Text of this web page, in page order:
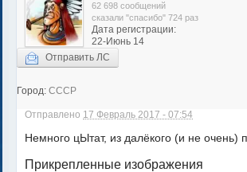
62 698 сообщений
сказали "спасибо" 724 раз
Дата регистрации:
22-Июнь 14
Отправить ЛС
Город: СССР
Отправлено 17 Февраль 2017 - 07:54
Немного цЫтат, из далёкого (и не очень)
Прикрепленные изображения